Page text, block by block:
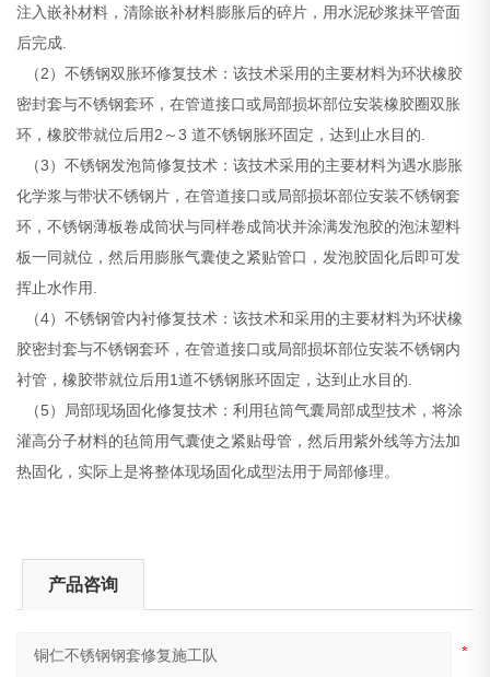
注入嵌补材料，清除嵌补材料膨胀后的碎片，用水泥砂浆抹平管面
后完成.
（2）不锈钢双胀环修复技术：该技术采用的主要材料为环状橡胶
密封套与不锈钢套环，在管道接口或局部损坏部位安装橡胶圈双胀
环，橡胶带就位后用2～3 道不锈钢胀环固定，达到止水目的.
（3）不锈钢发泡筒修复技术：该技术采用的主要材料为遇水膨胀
化学浆与带状不锈钢片，在管道接口或局部损坏部位安装不锈钢套
环，不锈钢薄板卷成筒状与同样卷成筒状并涂满发泡胶的泡沫塑料
板一同就位，然后用膨胀气囊使之紧贴管口，发泡胶固化后即可发
挥止水作用.
（4）不锈钢管内衬修复技术：该技术和采用的主要材料为环状橡
胶密封套与不锈钢套环，在管道接口或局部损坏部位安装不锈钢内
衬管，橡胶带就位后用1道不锈钢胀环固定，达到止水目的.
（5）局部现场固化修复技术：利用毡筒气囊局部成型技术，将涂
灌高分子材料的毡筒用气囊使之紧贴母管，然后用紫外线等方法加
热固化，实际上是将整体现场固化成型法用于局部修理。
产品咨询